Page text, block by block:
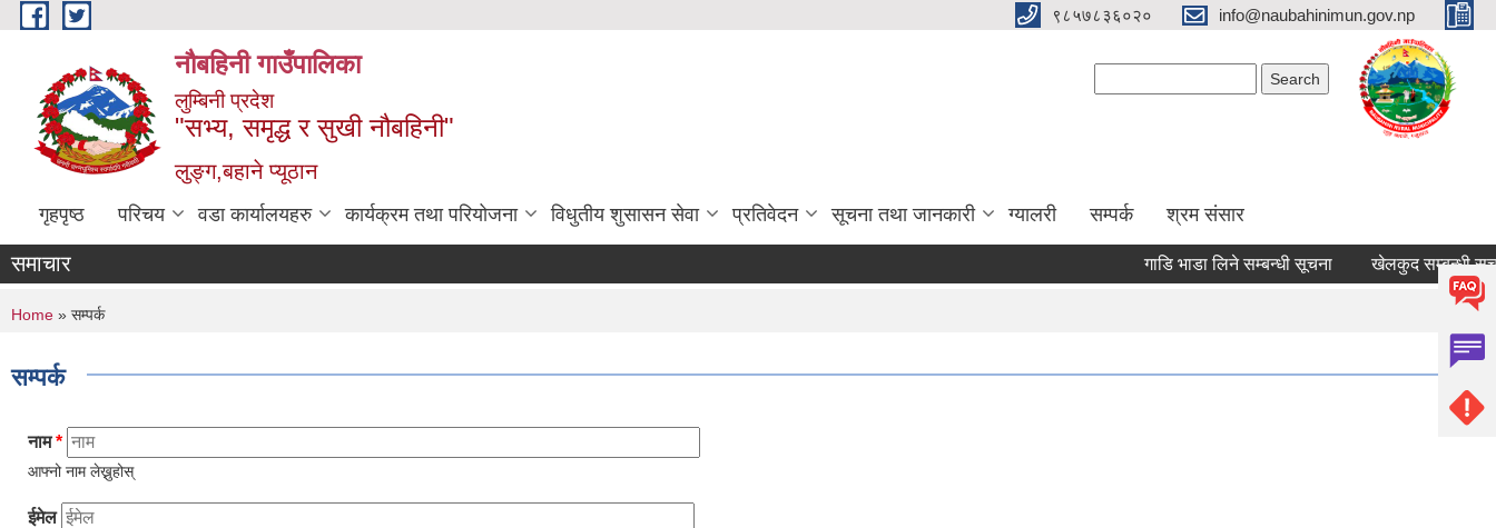
Skip to main content ९८५७८३६०२० info@naubahinimun.gov.np
नौबहिनी गाउँपालिका
लुम्बिनी प्रदेश
"सभ्य, समृद्ध र सुखी नौबहिनी"
लुङ्ग,बहाने प्यूठान
गृहपृष्ठ परिचय वडा कार्यालयहरु कार्यक्रम तथा परियोजना विधुतीय शुसासन सेवा प्रतिवेदन सूचना तथा जानकारी ग्यालरी सम्पर्क श्रम संसार
समाचार गाडि भाडा लिने सम्बन्धी सूचना खेलकुद सम्बन्धी सूचना
You are here
Home » सम्पर्क
सम्पर्क
नाम*
आफ्नो नाम लेख्नुहोस्
ईमेल